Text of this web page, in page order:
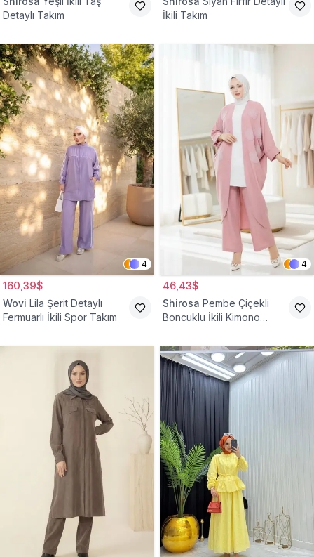
Detaylı Takım
İkili Takım
4
160,39$
Wovi Lila Şerit Detaylı
Fermuarlı İkili Spor Takım
4
46,43$
Shirosa Pembe Çiçekli
Boncuklu İkili Kimono